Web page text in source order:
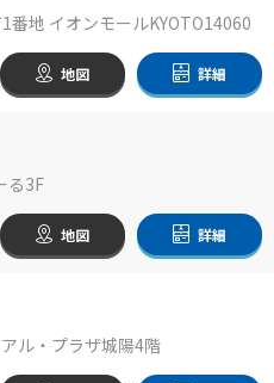
番地 イオンモールKYOTO14060
地図 詳細
る3F
地図 詳細
ル・プラザ城陽4階